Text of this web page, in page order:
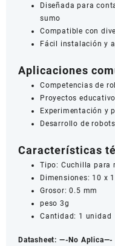
Diseñada para
sumo
Compatible con
Fácil instalación y
Aplicaciones
Competencias de
Proyectos
Experimentación y
Desarrollo de
Características
Tipo: Cuchilla para
Dimensiones: 10 x
Grosor: 0.5 mm
peso 3g
Cantidad: 1 unidad
Datasheet: —-No Aplica—-